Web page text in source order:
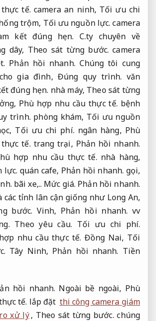
tế. camera an ninh, Tối ưu chi
trộm, Tối ưu nguồn lực. camera
kết đúng hẹn. C.ty chuyên về
dây, Theo sát từng bước. camera
Phản hồi nhanh. Chúng tôi cung
gia đình,Đúng quy trình. văn
đúng hẹn. nhà máy, Theo sát từng
Phù hợp nhu cầu thực tế. bệnh
trình. phòng khám, Tối ưu nguồn
Tối ưu chi phí. ngân hàng, Phù
tế. trang trại, Phản hồi nhanh.
hợp nhu cầu thực tế. nhà hàng,
lực. quán cafe, Phản hồi nhanh. gọi,
bãi xe,.. Mức giá. Phản hồi nhanh.
các tỉnh lân cận giống như Long An,
bước. Vinh, Phản hồi nhanh. vv
Theo yêu cầu. Tối ưu chi phí.
nhu cầu thực tế. Đồng Nai, Tối
Tây Ninh, Phản hồi nhanh. Tiền
hồi nhanh. Ngoài bề ngoài, Phù
tế. lắp đặt thi công camera giám
xử lý, Theo sát từng bước. chúng